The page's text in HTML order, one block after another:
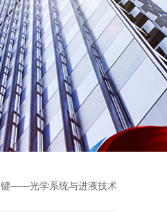
键——光学系统与进液技术